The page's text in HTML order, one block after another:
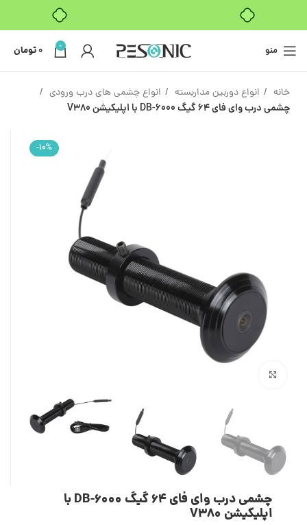
منو 0
0تومان
خانه انواع دوربین مداربسته انواع چشمی های درب ورودی
چشمی درب وای فای 64 گیگ DB-6000 با اپلیکیشن V380
-10%
چشمی درب وای فای 64 گیگ DB-6000 با
اپلیکیشن V380